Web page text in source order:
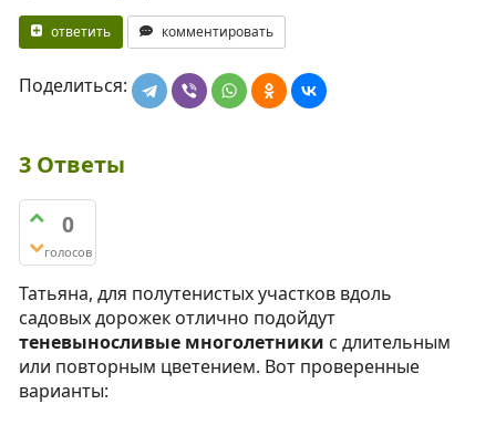
ответить комментировать
Поделиться:
3 Ответы
0
голосов
Татьяна, для полутенистых участков вдоль
садовых дорожек отлично подойдут
теневыносливые многолетники с длительным
или повторным цветением. Вот проверенные
варианты: